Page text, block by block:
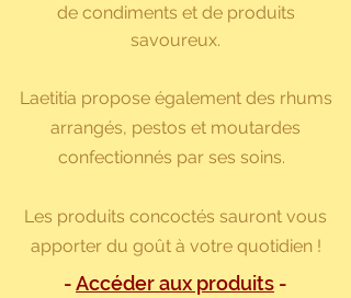
de condiments et de produits
savoureux.
Laetitia propose également des rhums
arrangés, pestos et moutardes
confectionnés par ses soins.
Les produits concoctés sauront vous
apporter du goût à votre quotidien !
-Accéder aux produits -